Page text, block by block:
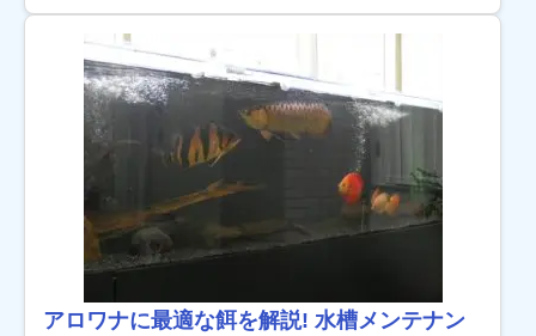
て登場することもあります。 水質への適応力が
高い丈 […]
アロワナに最適な餌を解説! 水槽メンテナン